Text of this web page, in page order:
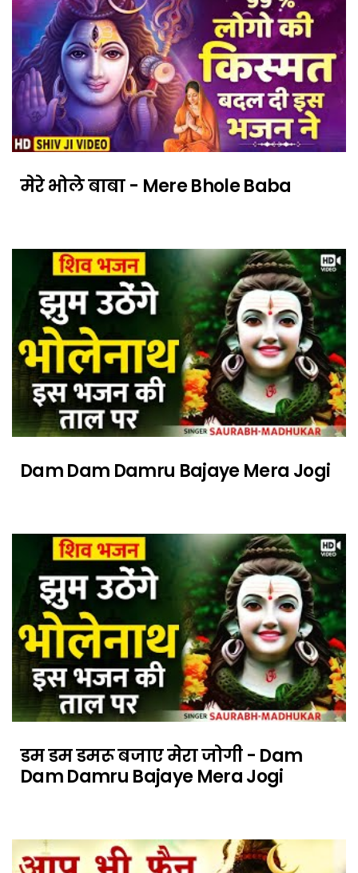
मेरे भोले बाबा - Mere Bhole Baba
Dam Dam Damru Bajaye Mera Jogi
डम डम डमरू बजाए मेरा जोगी - Dam
Dam Damru Bajaye Mera Jogi